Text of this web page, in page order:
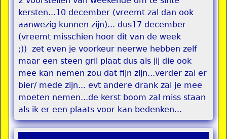
kersten...10 december (vreemt zal dan ook
aanwezig kunnen zijn)... dus17 december
(vreemt misschien hoor dit van de week
;)) zet even je voorkeur neerwe hebben zelf
maar een steen gril plaat dus als jij die ook
mee kan nemen zou dat fijn zijn...verder zal er
bier/ mede zijn... evt andere drank zal je mee
moeten nemen...de kerst boom zal miss staan
als ik er een plaats voor kan bedenken...